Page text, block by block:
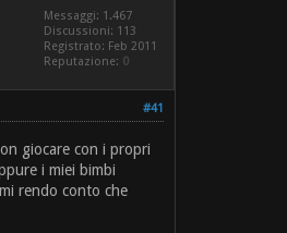
Messaggi: 1.467
Discussioni: 113
Registrato: Feb 2011
Reputazione: 0
#41
giocare con i propri
i miei bimbi
rendo conto che